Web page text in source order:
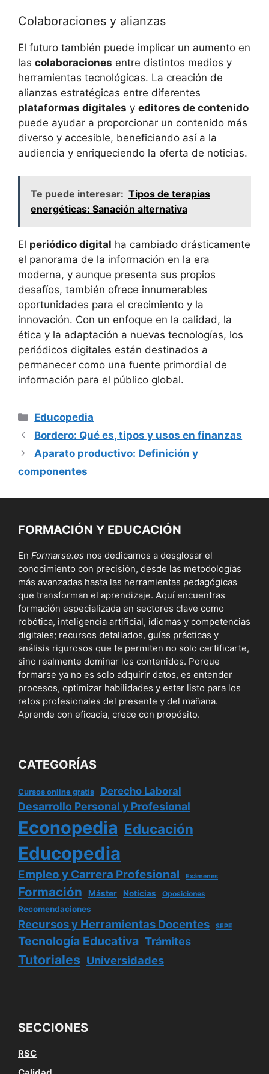
Colaboraciones y alianzas
El futuro también puede implicar un aumento en
las colaboraciones entre distintos medios y
herramientas tecnológicas. La creación de
alianzas estratégicas entre diferentes
plataformas digitales y editores de contenido
puede ayudar a proporcionar un contenido más
diverso y accesible, beneficiando así a la
audiencia y enriqueciendo la oferta de noticias.
Te puede interesar: Tipos de terapias
energéticas: Sanación alternativa
El periódico digital ha cambiado drásticamente
el panorama de la información en la era
moderna, y aunque presenta sus propios
desafíos, también ofrece innumerables
oportunidades para el crecimiento y la
innovación. Con un enfoque en la calidad, la
ética y la adaptación a nuevas tecnologías, los
periódicos digitales están destinados a
permanecer como una fuente primordial de
información para el público global.
Categorías
Educopedia
Bordero: Qué es, tipos y usos en finanzas
Aparato productivo: Definición y
componentes
FORMACIÓN Y EDUCACIÓN
En Formarse.es nos dedicamos a desglosar el
conocimiento con precisión, desde las metodologías
más avanzadas hasta las herramientas pedagógicas
que transforman el aprendizaje. Aquí encuentras
formación especializada en sectores clave como
robótica, inteligencia artificial, idiomas y competencias
digitales; recursos detallados, guías prácticas y
análisis rigurosos que te permiten no solo certificarte,
sino realmente dominar los contenidos. Porque
formarse ya no es solo adquirir datos, es entender
procesos, optimizar habilidades y estar listo para los
retos profesionales del presente y del mañana.
Aprende con eficacia, crece con propósito.
CATEGORÍAS
Cursos online gratis Derecho Laboral
Desarrollo Personal y Profesional
Econopedia Educación
Educopedia
Empleo y Carrera Profesional Exámenes
Formación Máster Noticias Oposiciones
Recomendaciones
Recursos y Herramientas Docentes SEPE
Tecnología Educativa Trámites
Tutoriales Universidades
SECCIONES
RSC